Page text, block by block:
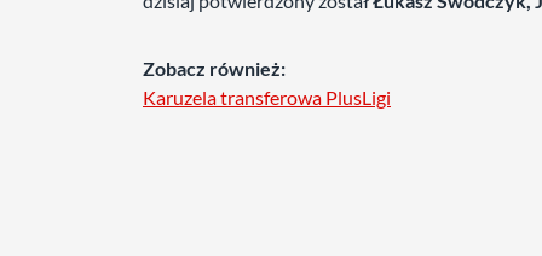
Zobacz również:
Karuzela transferowa PlusLigi